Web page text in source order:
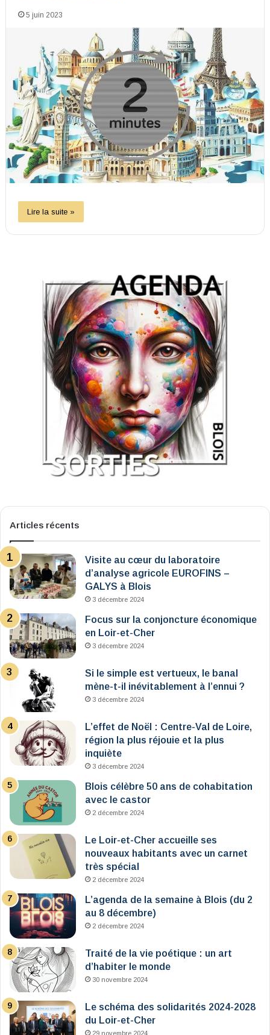
5 juin 2023
Lire la suite »
Articles récents
Visite au cœur du laboratoire
d’analyse agricole EUROFINS –
GALYS à Blois
3 décembre 2024
Focus sur la conjoncture économique
en Loir-et-Cher
3 décembre 2024
Si le simple est vertueux, le banal
mène-t-il inévitablement à l’ennui ?
3 décembre 2024
L’effet de Noël : Centre-Val de Loire,
région la plus réjouie et la plus
inquiète
3 décembre 2024
Blois célèbre 50 ans de cohabitation
avec le castor
2 décembre 2024
Le Loir-et-Cher accueille ses
nouveaux habitants avec un carnet
très spécial
2 décembre 2024
L’agenda de la semaine à Blois (du 2
au 8 décembre)
2 décembre 2024
Traité de la vie poétique : un art
d’habiter le monde
30 novembre 2024
Le schéma des solidarités 2024-2028
du Loir-et-Cher
29 novembre 2024